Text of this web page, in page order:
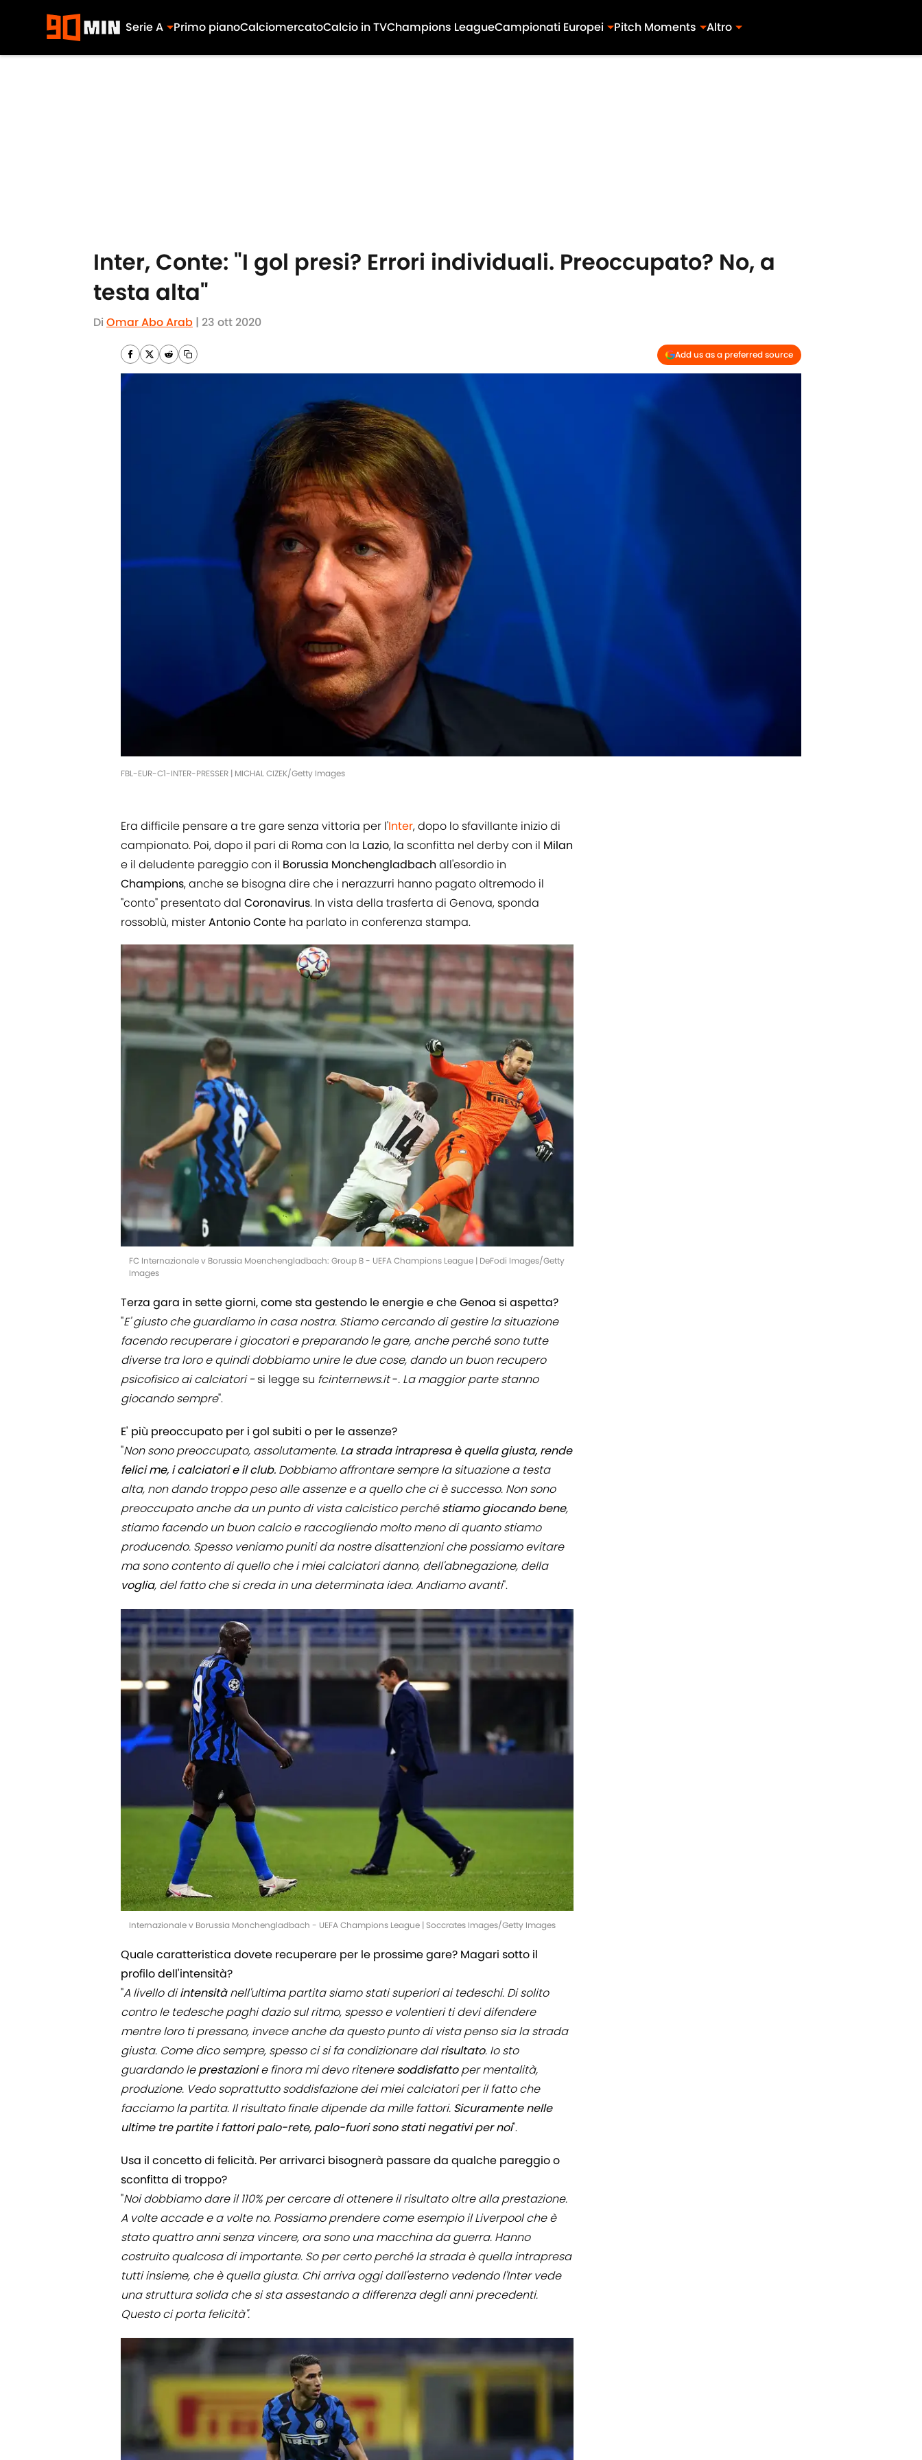
Serie A Primo pianoCalciomercatoCalcio in TVChampions LeagueCampionati Europei Pitch Moments Altro
Inter, Conte: "I gol presi? Errori individuali. Preoccupato? No, a
testa alta"
Di Omar Abo Arab | 23 ott 2020
Add us as a preferred source
FBL-EUR-C1-INTER-PRESSER | MICHAL CIZEK/Getty Images
Era difficile pensare a tre gare senza vittoria per l'Inter, dopo lo sfavillante inizio di
campionato. Poi, dopo il pari di Roma con la Lazio, la sconfitta nel derby con il Milan
e il deludente pareggio con il Borussia Monchengladbach all'esordio in
Champions, anche se bisogna dire che i nerazzurri hanno pagato oltremodo il
"conto" presentato dal Coronavirus. In vista della trasferta di Genova, sponda
rossoblù, misterAntonioConte ha parlato in conferenza stampa.
FC Internazionale v Borussia Moenchengladbach: Group B - UEFA Champions League | DeFodi Images/Getty
Images
Terza gara in sette giorni, come sta gestendo le energie e che Genoa si aspetta?
"E' giusto che guardiamo in casa nostra. Stiamo cercando di gestire la situazione
facendo recuperare i giocatori e preparando le gare, anche perché sono tutte
diverse tra loro e quindi dobbiamo unire le due cose, dando un buon recupero
psicofisico ai calciatori -si legge su fcinternews.it-. La maggior parte stanno
giocando sempre".
E' più preoccupato per i gol subiti o per le assenze?
"Non sono preoccupato, assolutamente. La strada intrapresa è quella giusta, rende
felici me, i calciatori e il club. Dobbiamo affrontare sempre la situazione a testa
alta, non dando troppo peso alle assenze e a quello che ci è successo. Non sono
preoccupato anche da un punto di vista calcistico perchéstiamo giocando bene,
stiamo facendo un buon calcio e raccogliendo molto meno di quanto stiamo
producendo. Spesso veniamo puniti da nostre disattenzioni che possiamo evitare
ma sono contento di quello che i miei calciatori danno, dell'abnegazione, della
voglia, del fatto che si creda in una determinata idea. Andiamo avanti".
Internazionale v Borussia Monchengladbach - UEFA Champions League | Soccrates Images/Getty Images
Quale caratteristica dovete recuperare per le prossime gare? Magari sotto il
profilo dell'intensità?
"A livello diintensitànell'ultima partita siamo stati superiori ai tedeschi. Di solito
contro le tedesche paghi dazio sul ritmo, spesso e volentieri ti devi difendere
mentre loro ti pressano, invece anche da questo punto di vista penso sia la strada
giusta. Come dico sempre, spesso ci si fa condizionare dalrisultato. Io sto
guardando leprestazionie finora mi devo riteneresoddisfattoper mentalità,
produzione. Vedo soprattutto soddisfazione dei miei calciatori per il fatto che
facciamo la partita. Il risultato finale dipende da mille fattori. Sicuramente nelle
ultime tre partite i fattori palo-rete, palo-fuori sono stati negativi per noi".
Usa il concetto di felicità. Per arrivarci bisognerà passare da qualche pareggio o
sconfitta di troppo?
"Noi dobbiamo dare il 110% per cercare di ottenere il risultato oltre alla prestazione.
A volte accade e a volte no. Possiamo prendere come esempio il Liverpool che è
stato quattro anni senza vincere, ora sono una macchina da guerra. Hanno
costruito qualcosa di importante. So per certo perché la strada è quella intrapresa
tutti insieme, che è quella giusta. Chi arriva oggi dall'esterno vedendo l'Inter vede
una struttura solida che si sta assestando a differenza degli anni precedenti.
Questo ci porta felicità".